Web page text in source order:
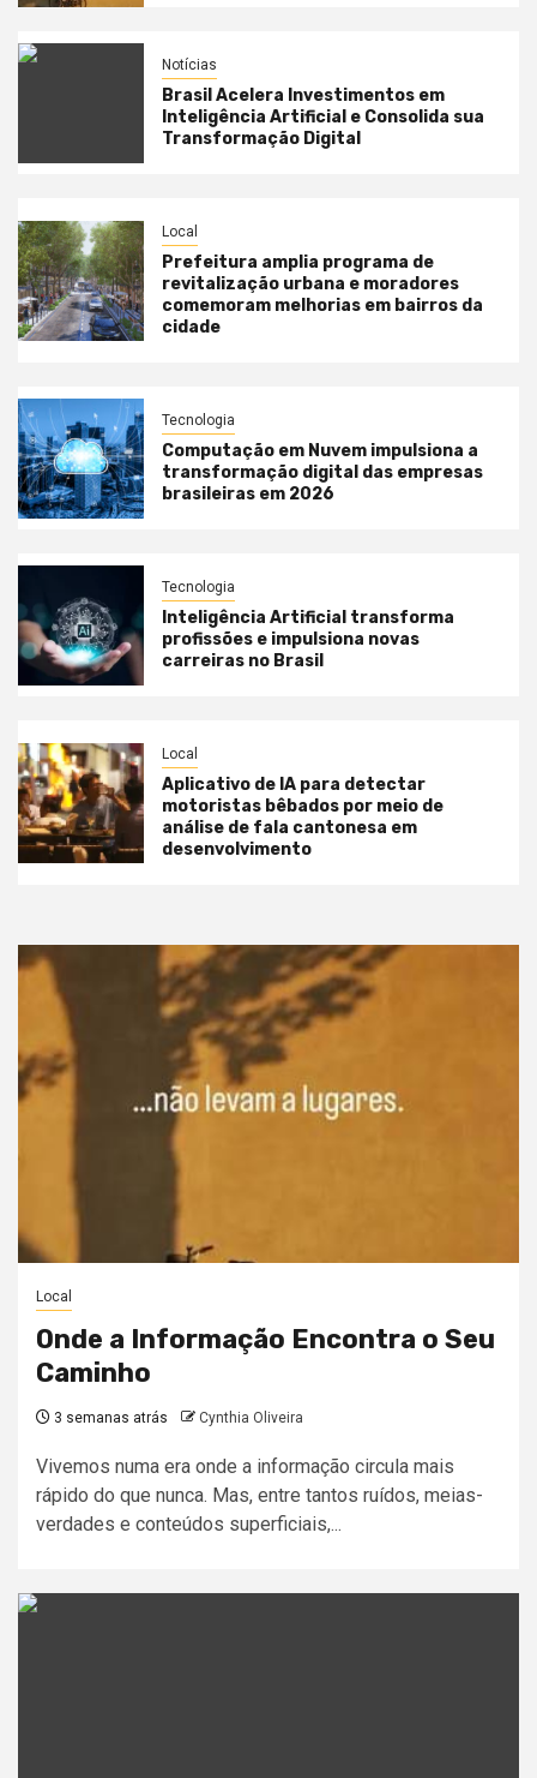
Notícias
Brasil Acelera Investimentos em
Inteligência Artificial e Consolida sua
Transformação Digital
Local
Prefeitura amplia programa de
revitalização urbana e moradores
comemoram melhorias em bairros da
cidade
Tecnologia
Computação em Nuvem impulsiona a
transformação digital das empresas
brasileiras em 2026
Tecnologia
Inteligência Artificial transforma
profissões e impulsiona novas
carreiras no Brasil
Local
Aplicativo de IA para detectar
motoristas bêbados por meio de
análise de fala cantonesa em
desenvolvimento
Local
Onde a Informação Encontra o Seu
Caminho
3 semanas atrás Cynthia Oliveira
Vivemos numa era onde a informação circula mais
rápido do que nunca. Mas, entre tantos ruídos, meias-
verdades e conteúdos superficiais,...